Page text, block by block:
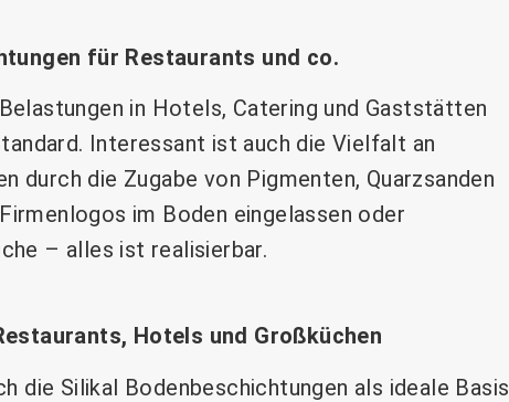
für Restaurants und co.
in Hotels, Catering und Gaststätten
Interessant ist auch die Vielfalt an
durch die Zugabe von Pigmenten, Quarzsanden
im Boden eingelassen oder
– alles ist realisierbar.
Hotels und Großküchen
die Silikal Bodenbeschichtungen als ideale Basis